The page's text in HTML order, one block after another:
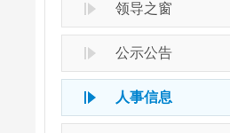
领导之窗
公示公告
人事信息